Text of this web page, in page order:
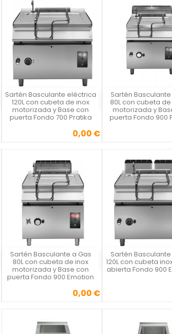
Sartén Basculante eléctrica
120L con cubeta de inox
motorizada y Base con
puerta Fondo 700 Pratika
Precio0,00 €

Vista rápida Sartén Basculante
80L con cubeta
motorizada y
puerta Fondo 900
Vista rápida
Sartén Basculante a Gas
80L con cubeta de inox
motorizada y Base con
puerta Fondo 900 Emotion
Precio0,00 €

Vista rápida Sartén Basculante
120L con cubeta
abierta Fondo 900
Vista rápida